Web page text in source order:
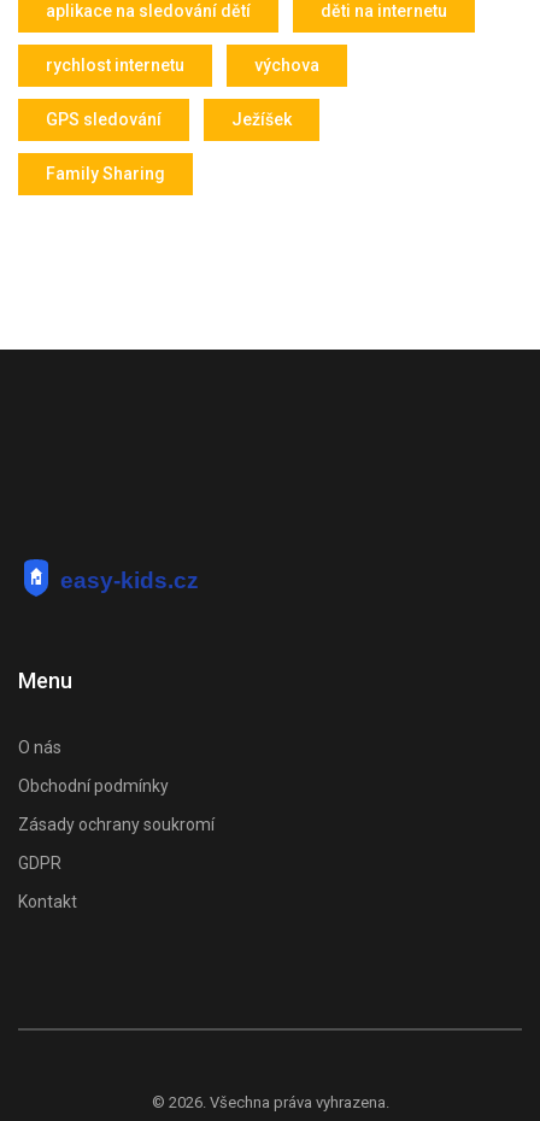
aplikace na sledování dětí děti na internetu
rychlost internetu výchova
GPS sledování Ježíšek
Family Sharing
Menu
O nás
Obchodní podmínky
Zásady ochrany soukromí
GDPR
Kontakt
© 2026. Všechna práva vyhrazena.